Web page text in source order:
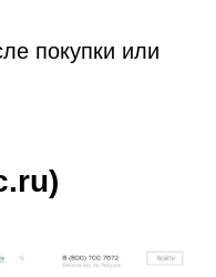
покупки или